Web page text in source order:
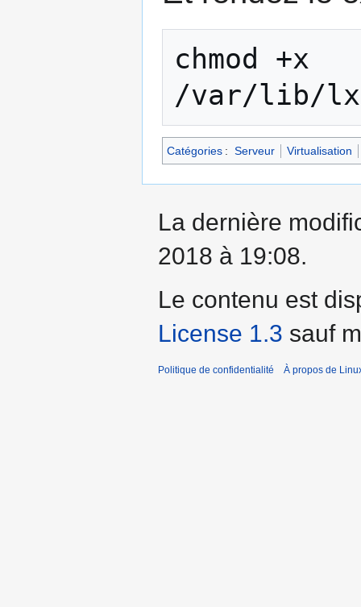
chmod +x
Catégories : Serveur Virtualisation
La dernière
2018 à 19:08.
Le contenu est
License 1.3 sauf
Politique de confidentialité À propos de